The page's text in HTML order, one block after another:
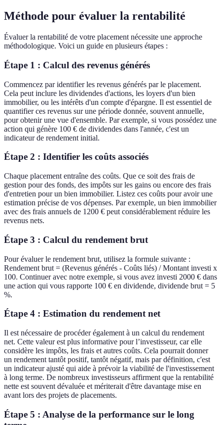
Méthode pour évaluer la rentabilité
Évaluer la rentabilité de votre placement nécessite une approche
méthodologique. Voici un guide en plusieurs étapes :
Étape 1 : Calcul des revenus générés
Commencez par identifier les revenus générés par le placement.
Cela peut inclure les dividendes d'actions, les loyers d'un bien
immobilier, ou les intérêts d'un compte d'épargne. Il est essentiel de
quantifier ces revenus sur une période donnée, souvent annuelle,
pour obtenir une vue d'ensemble. Par exemple, si vous possédez une
action qui génère 100 € de dividendes dans l'année, c'est un
indicateur de rendement initial.
Étape 2 : Identifier les coûts associés
Chaque placement entraîne des coûts. Que ce soit des frais de
gestion pour des fonds, des impôts sur les gains ou encore des frais
d'entretien pour un bien immobilier. Listez ces coûts pour avoir une
estimation précise de vos dépenses. Par exemple, un bien immobilier
avec des frais annuels de 1200 € peut considérablement réduire les
revenus nets.
Étape 3 : Calcul du rendement brut
Pour évaluer le rendement brut, utilisez la formule suivante :
Rendement brut = (Revenus générés - Coûts liés) / Montant investi x
100. Continuer avec notre exemple, si vous avez investi 2000 € dans
une action qui vous rapporte 100 € en dividende, dividende brut = 5
%.
Étape 4 : Estimation du rendement net
Il est nécessaire de procéder également à un calcul du rendement
net. Cette valeur est plus informative pour l’investisseur, car elle
considère les impôts, les frais et autres coûts. Cela pourrait donner
un rendement tantôt positif, tantôt négatif, mais par définition, c'est
un indicateur ajusté qui aide à prévoir la viabilité de l'investissement
à long terme. De nombreux investisseurs affirment que la rentabilité
nette est souvent dévaluée et mériterait d'être davantage mise en
avant lors des projets de placements.
Étape 5 : Analyse de la performance sur le long